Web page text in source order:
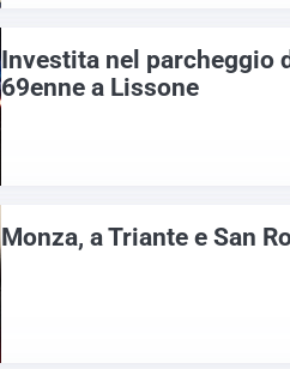
Investita nel parcheggio
69enne a Lissone
Monza, a Triante e San